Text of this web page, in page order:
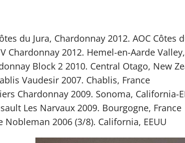
du Jura, Chardonnay 2012. AOC Côtes
Chardonnay 2012. Hemel-en-Aarde
Block 2 2010. Central Otago, New
Vaudesir 2007. Chablis, France
Chardonnay 2009. Sonoma, California-
Les Narvaux 2009. Bourgogne, France
Nobleman 2006 (3/8). California, EEUU